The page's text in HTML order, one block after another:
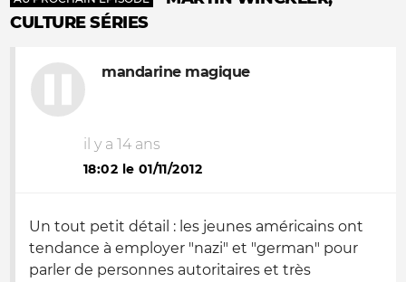
CULTURE SÉRIES
mandarine magique
il y a 14 ans
18:02 le 01/11/2012
Un tout petit détail : les jeunes américains ont
tendance à employer "nazi" et "german" pour
parler de personnes autoritaires et très